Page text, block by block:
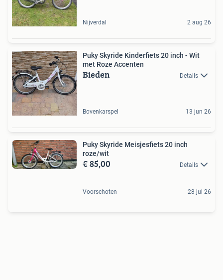
Nijverdal 2 aug 26
Puky Skyride Kinderfiets 20 inch - Wit
met Roze Accenten
Bieden Details
Bovenkarspel 13 jun 26
Puky Skyride Meisjesfiets 20 inch
roze/wit
€ 85,00 Details
Voorschoten 28 jul 26